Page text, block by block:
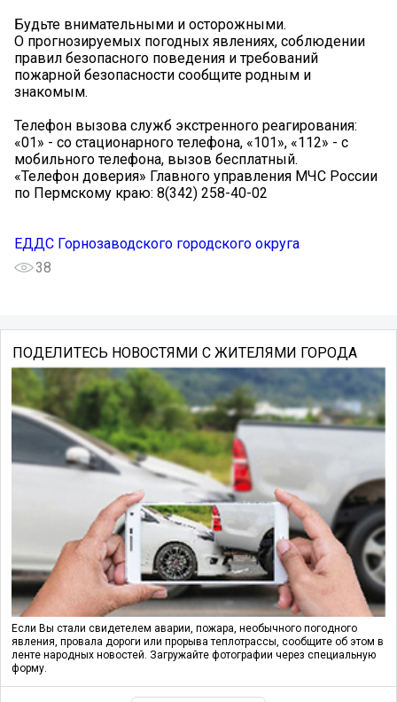
Будьте внимательными и осторожными.
О прогнозируемых погодных явлениях, соблюдении
правил безопасного поведения и требований
пожарной безопасности сообщите родным и
знакомым.
Телефон вызова служб экстренного реагирования:
«01» - со стационарного телефона, «101», «112» - с
мобильного телефона, вызов бесплатный.
«Телефон доверия» Главного управления МЧС России
по Пермскому краю: 8(342) 258-40-02
ЕДДС Горнозаводского городского округа
38
ПОДЕЛИТЕСЬ НОВОСТЯМИ С ЖИТЕЛЯМИ ГОРОДА
Если Вы стали свидетелем аварии, пожара, необычного погодного
явления, провала дороги или прорыва теплотрассы, сообщите об этом в
ленте народных новостей. Загружайте фотографии через специальную
форму.